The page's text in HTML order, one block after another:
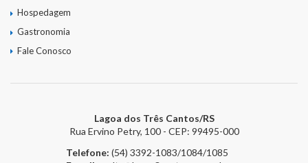
Hospedagem
Gastronomia
Fale Conosco
Lagoa dos Três Cantos/RS
Rua Ervino Petry, 100 - CEP: 99495-000
Telefone: (54) 3392-1083/1084/1085